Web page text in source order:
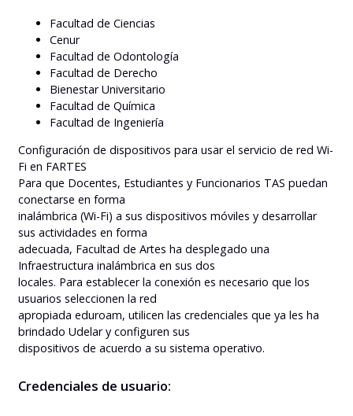
Facultad de Ciencias
Cenur
Facultad de Odontología
Facultad de Derecho
Bienestar Universitario
Facultad de Química
Facultad de Ingeniería
Configuración de dispositivos para usar el servicio de red Wi-
Fi en FARTES
Para que Docentes, Estudiantes y Funcionarios TAS puedan
conectarse en forma
inalámbrica (Wi-Fi) a sus dispositivos móviles y desarrollar
sus actividades en forma
adecuada, Facultad de Artes ha desplegado una
Infraestructura inalámbrica en sus dos
locales. Para establecer la conexión es necesario que los
usuarios seleccionen la red
apropiada eduroam, utilicen las credenciales que ya les ha
brindado Udelar y configuren sus
dispositivos de acuerdo a su sistema operativo.
Credenciales de usuario: